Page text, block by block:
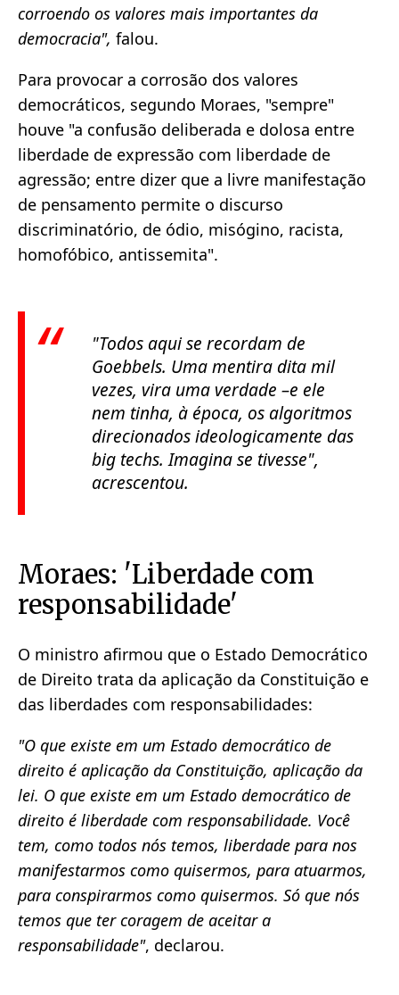
corroendo os valores mais importantes da
democracia", falou.
Para provocar a corrosão dos valores
democráticos, segundo Moraes, "sempre"
houve "a confusão deliberada e dolosa entre
liberdade de expressão com liberdade de
agressão; entre dizer que a livre manifestação
de pensamento permite o discurso
discriminatório, de ódio, misógino, racista,
homofóbico, antissemita".
"Todos aqui se recordam de
Goebbels. Uma mentira dita mil
vezes, vira uma verdade –e ele
nem tinha, à época, os algoritmos
direcionados ideologicamente das
big techs. Imagina se tivesse",
acrescentou.
Moraes: 'Liberdade com
responsabilidade'
O ministro afirmou que o Estado Democrático
de Direito trata da aplicação da Constituição e
das liberdades com responsabilidades:
"O que existe em um Estado democrático de
direito é aplicação da Constituição, aplicação da
lei. O que existe em um Estado democrático de
direito é liberdade com responsabilidade. Você
tem, como todos nós temos, liberdade para nos
manifestarmos como quisermos, para atuarmos,
para conspirarmos como quisermos. Só que nós
temos que ter coragem de aceitar a
responsabilidade", declarou.